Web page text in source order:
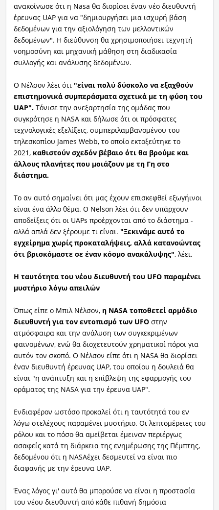
ανακοίνωσε ότι η Nasa θα διορίσει έναν νέο διευθυντή
έρευνας UAP για να "δημιουργήσει μια ισχυρή βάση
δεδομένων για την αξιολόγηση των μελλοντικών
δεδομένων". Η διεύθυνση θα χρησιμοποιήσει τεχνητή
νοημοσύνη και μηχανική μάθηση στη διαδικασία
συλλογής και ανάλυσης δεδομένων.
Ο Νέλσον λέει ότι "είναι πολύ δύσκολο να εξαχθούν
επιστημονικά συμπεράσματα σχετικά με τη φύση του
UAP".Τόνισε την ανεξαρτησία της ομάδας που
συγκρότησε η NASA και δήλωσε ότι οι πρόσφατες
τεχνολογικές εξελίξεις, συμπεριλαμβανομένου του
τηλεσκοπίου James Webb, το οποίο εκτοξεύτηκε το
2021, καθιστούν σχεδόν βέβαιο ότι θα βρούμε και
άλλους πλανήτες που μοιάζουν με τη Γη στο
διάστημα.
Το αν αυτό σημαίνει ότι μας έχουν επισκεφθεί εξωγήινοι
είναι ένα άλλο θέμα. Ο Nelson λέει ότι δεν υπάρχουν
αποδείξεις ότι οι UAPs προέρχονται από το διάστημα -
αλλά απλά δεν ξέρουμε τι είναι. "Ξεκινάμε αυτό το
εγχείρημα χωρίς προκαταλήψεις, αλλά κατανοώντας
ότι βρισκόμαστε σε έναν κόσμο ανακάλυψης", λέει.
Η ταυτότητα του νέου διευθυντή του UFO παραμένει
μυστήριο λόγω απειλών
Όπως είπε ο Μπιλ Νέλσον, η NASA τοποθετεί αρμόδιο
διευθυντή για τον εντοπισμό των UFOστην
ατμόσφαιρα και την ανάλυση των συγκεκριμένων
φαινομένων, ενώ θα διοχετευτούν χρηματικοί πόροι για
αυτόν τον σκοπό. Ο Νέλσον είπε ότι η NASA θα διορίσει
έναν διευθυντή έρευνας UAP, του οποίου η δουλειά θα
είναι "η ανάπτυξη και η επίβλεψη της εφαρμογής του
οράματος της NASA για την έρευνα UAP".
Ενδιαφέρον ωστόσο προκαλεί ότι η ταυτότητά του εν
λόγω στελέχους παραμένει μυστήριο. Οι λεπτομέρειες του
ρόλου και το πόσο θα αμείβεται έμειναν περιέργως
ασαφείς κατά τη διάρκεια της ενημέρωσης της Πέμπτης,
δεδομένου ότι η NASAέχει δεσμευτεί να είναι πιο
διαφανής με την έρευνα UAP.
Ένας λόγος γι' αυτό θα μπορούσε να είναι η προστασία
του νέου διευθυντή από κάθε πιθανή δημόσια